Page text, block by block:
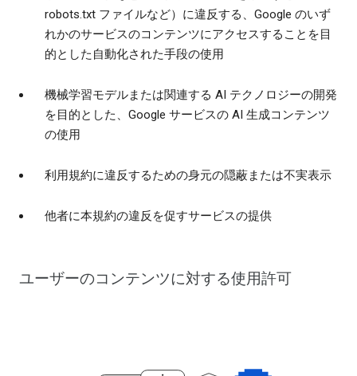
robots.txt ファイルなど）に違反する、Google のいず
れかのサービスのコンテンツにアクセスすることを目
的とした自動化された手段の使用
機械学習モデルまたは関連する AI テクノロジーの開発
を目的とした、Google サービスの AI 生成コンテンツ
の使用
利用規約に違反するための身元の隠蔽または不実表示
他者に本規約の違反を促すサービスの提供
ユーザーのコンテンツに対する使用許可